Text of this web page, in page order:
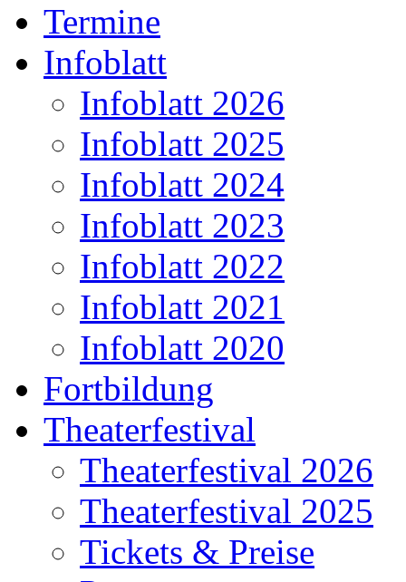
Termine
Infoblatt
Infoblatt 2026
Infoblatt 2025
Infoblatt 2024
Infoblatt 2023
Infoblatt 2022
Infoblatt 2021
Infoblatt 2020
Fortbildung
Theaterfestival
Theaterfestival 2026
Theaterfestival 2025
Tickets & Preise